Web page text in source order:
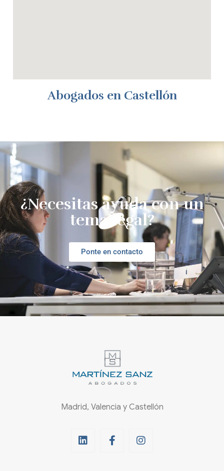
Abogados en Castellón
¿Necesitas ayuda con un
tema legal?
Ponte en contacto
Madrid, Valencia y Castellón